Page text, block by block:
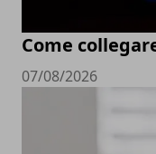
Come
07/08/2026